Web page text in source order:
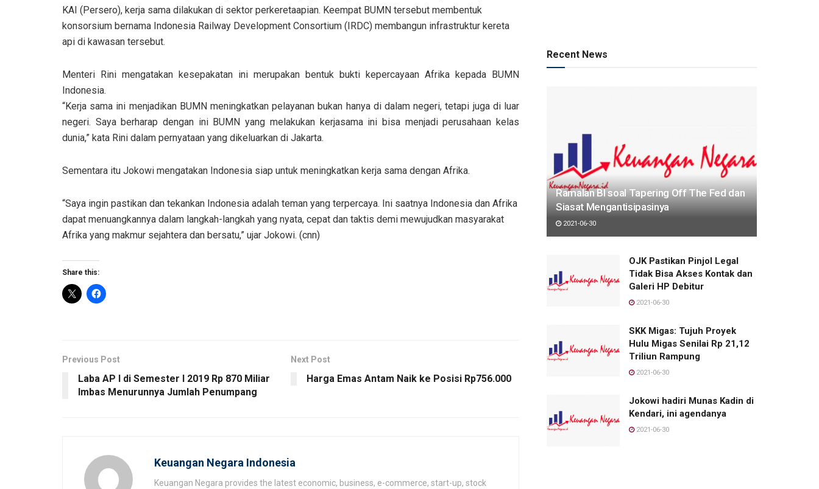
KAI (Persero), kerja sama dilakukan di sektor perkeretaapian. Keempat BUMN tersebut membentuk
konsorsium bernama Indonesia Railway Development Consortium (IRDC) membangun infrastruktur kereta
api di kawasan tersebut.
Menteri Rini mengatakan kesepakatan ini merupakan bentuk bukti kepercayaan Afrika kepada BUMN
Indonesia.
“Kerja sama ini menjadikan BUMN meningkatkan pelayanan bukan hanya di dalam negeri, tetapi juga di luar
negeri. Saya berharap dengan ini BUMN yang melakukan kerjasama ini bisa menjadi perusahaan kelas
dunia,” kata Rini dalam pernyataan yang dikeluarkan di Jakarta.
Sementara itu Jokowi mengatakan Indonesia siap untuk meningkatkan kerja sama dengan Afrika.
“Saya ingin pastikan dan tekankan Indonesia adalah teman yang terpercaya. Ini saatnya Indonesia dan Afrika
dapat menuangkannya dalam langkah-langkah yang nyata, cepat dan taktis demi mewujudkan masyarakat
Afrika yang makmur sejahtera dan bersatu,” ujar Jokowi. (cnn)
Share this:
Previous Post
Laba AP I di Semester I 2019 Rp 870 Miliar
Imbas Menurunnya Jumlah Penumpang
Next Post
Harga Emas Antam Naik ke Posisi Rp756.000
Keuangan Negara Indonesia
Keuangan Negara provides the latest economic, business, e-commerce, start-up, stock
Recent News
Ramalan BI soal Tapering Off The Fed dan
Siasat Mengantisipasinya
2021-06-30
OJK Pastikan Pinjol Legal
Tidak Bisa Akses Kontak dan
Galeri HP Debitur
2021-06-30
SKK Migas: Tujuh Proyek
Hulu Migas Senilai Rp 21,12
Triliun Rampung
2021-06-30
Jokowi hadiri Munas Kadin di
Kendari, ini agendanya
2021-06-30